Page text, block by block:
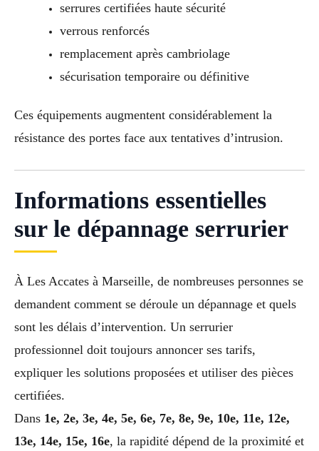
serrures certifiées haute sécurité
verrous renforcés
remplacement après cambriolage
sécurisation temporaire ou définitive
Ces équipements augmentent considérablement la
résistance des portes face aux tentatives d’intrusion.
Informations essentielles
sur le dépannage serrurier
À Les Accates à Marseille, de nombreuses personnes se
demandent comment se déroule un dépannage et quels
sont les délais d’intervention. Un serrurier
professionnel doit toujours annoncer ses tarifs,
expliquer les solutions proposées et utiliser des pièces
certifiées.
Dans 1e, 2e, 3e, 4e, 5e, 6e, 7e, 8e, 9e, 10e, 11e, 12e,
13e, 14e, 15e, 16e, la rapidité dépend de la proximité et